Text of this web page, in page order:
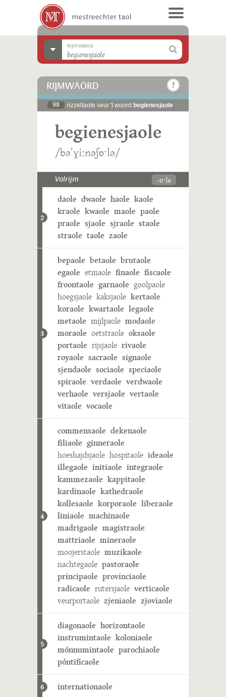
Rijmwäörd
RIJMWÄÖRD
98 rizzeltaote veur 't woord begienesjaole
begienesjaole
/bəˈɣiːnəʃɒˑlə/
Volrijm -ɒˑlə
2
daole dwaole haole kaole
kraole kwaole maole paole
praole sjaole sjraole staole
straole taole zaole
3
bepaole betaole brutaole
egaole etmaole finaole fiscaole
froontaole garnaole goolpaole
hoegsjaole kaksjaole kertaole
koraole kwartaole legaole
metaole mijlpaole modaole
moraole oetstraole oksaole
portaole rijsjaole rivaole
royaole sacraole signaole
sjendaole sociaole speciaole
spiraole verdaole verdwaole
verhaole versjaole vertaole
vitaole vocaole
4
commensaole dekenaole
filiaole ginneraole
hoeshajdsjaole hospitaole ideaole
illegaole initiaole integraole
kammezaole kappitaole
kardinaole kathedraole
kollesaole korporaole liberaole
liniaole machinaole
madrigaole magistraole
mattriaole mineraole
moojerstaole muzikaole
nachtegaole pastoraole
principaole provinciaole
radicaole rutersjaole verticaole
veurportaole zjeniaole zjoviaole
5
diagonaole horizontaole
instrumintaole koloniaole
mónnumintaole parochiaole
póntificaole
6 internationaole